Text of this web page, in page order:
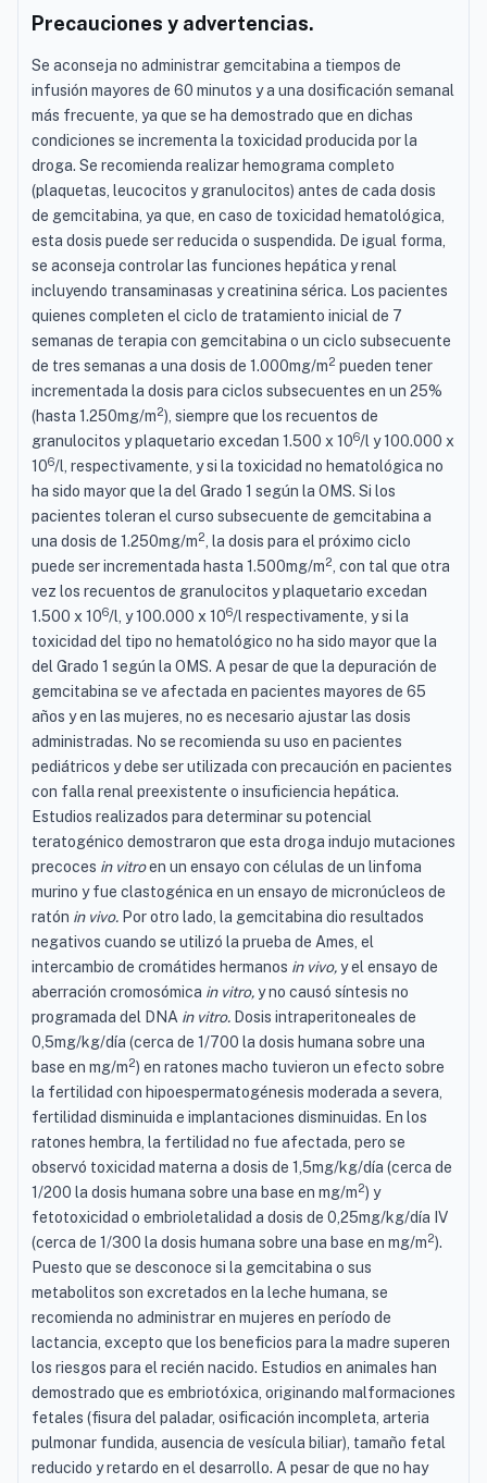
Precauciones y advertencias.
Se aconseja no administrar gemcitabina a tiempos de
infusión mayores de 60 minutos y a una dosificación semanal
más frecuente, ya que se ha demostrado que en dichas
condiciones se incrementa la toxicidad producida por la
droga. Se recomienda realizar hemograma completo
(plaquetas, leucocitos y granulocitos) antes de cada dosis
de gemcitabina, ya que, en caso de toxicidad hematológica,
esta dosis puede ser reducida o suspendida. De igual forma,
se aconseja controlar las funciones hepática y renal
incluyendo transaminasas y creatinina sérica. Los pacientes
quienes completen el ciclo de tratamiento inicial de 7
semanas de terapia con gemcitabina o un ciclo subsecuente
de tres semanas a una dosis de 1.000mg/m2 pueden tener
incrementada la dosis para ciclos subsecuentes en un 25%
(hasta 1.250mg/m2), siempre que los recuentos de
granulocitos y plaquetario excedan 1.500 x 106/l y 100.000 x
106/l, respectivamente, y si la toxicidad no hematológica no
ha sido mayor que la del Grado 1 según la OMS. Si los
pacientes toleran el curso subsecuente de gemcitabina a
una dosis de 1.250mg/m2
, la dosis para el próximo ciclo
puede ser incrementada hasta 1.500mg/m2 , con tal que otra
vez los recuentos de granulocitos y plaquetario excedan
1.500 x 106/l, y 100.000 x 106/l respectivamente, y si la
toxicidad del tipo no hematológico no ha sido mayor que la
del Grado 1 según la OMS. A pesar de que la depuración de
gemcitabina se ve afectada en pacientes mayores de 65
años y en las mujeres, no es necesario ajustar las dosis
administradas. No se recomienda su uso en pacientes
pediátricos y debe ser utilizada con precaución en pacientes
con falla renal preexistente o insuficiencia hepática.
Estudios realizados para determinar su potencial
teratogénico demostraron que esta droga indujo mutaciones
precoces in vitroen un ensayo con células de un linfoma
murino y fue clastogénica en un ensayo de micronúcleos de
ratón in vivo. Por otro lado, la gemcitabina dio resultados
negativos cuando se utilizó la prueba de Ames, el
intercambio de cromátides hermanos in vivo,y el ensayo de
aberración cromosómica in vitro,y no causó síntesis no
programada del DNA in vitro. Dosis intraperitoneales de
0,5mg/kg/día (cerca de 1/700 la dosis humana sobre una
base en mg/m2) en ratones macho tuvieron un efecto sobre
la fertilidad con hipoespermatogénesis moderada a severa,
fertilidad disminuida e implantaciones disminuidas. En los
ratones hembra, la fertilidad no fue afectada, pero se
observó toxicidad materna a dosis de 1,5mg/kg/día (cerca de
1/200 la dosis humana sobre una base en mg/m2) y
fetotoxicidad o embrioletalidad a dosis de 0,25mg/kg/día IV
(cerca de 1/300 la dosis humana sobre una base en mg/m2).
Puesto que se desconoce si la gemcitabina o sus
metabolitos son excretados en la leche humana, se
recomienda no administrar en mujeres en período de
lactancia, excepto que los beneficios para la madre superen
los riesgos para el recién nacido. Estudios en animales han
demostrado que es embriotóxica, originando malformaciones
fetales (fisura del paladar, osificación incompleta, arteria
pulmonar fundida, ausencia de vesícula biliar), tamaño fetal
reducido y retardo en el desarrollo. A pesar de que no hay